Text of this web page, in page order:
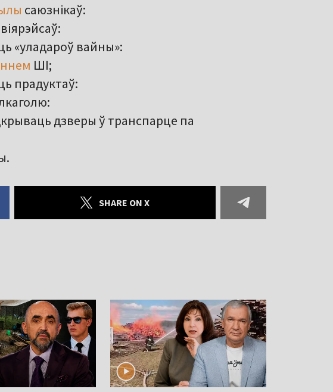
саюзнікаў:
«уладароў вайны»:
ШІ;
прадуктаў:
дзверы ў транспарце па
SHARE ON X